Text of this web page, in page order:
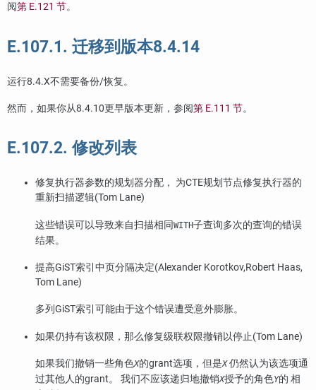
阅第 E.121 节。
E.107.1. 迁移到版本8.4.14
运行8.4.X不需要备份/恢复。
然而，如果你从8.4.10更早版本更新，参阅第 E.111 节。
E.107.2. 修改列表
修复执行器参数的规划器分配， 为CTE规划节点修复执行器的
重新扫描逻辑(Tom Lane)
这些错误可以导致来自扫描相同WITH子查询多次的查询的错误
结果。
提高GiST索引中页分隔决定(Alexander Korotkov,Robert Haas,
Tom Lane)
多列GiST索引可能由于这个错误遭受意外膨胀。
如果仍持有该权限，那么修复级联权限撤销以停止(Tom Lane)
如果我们撤销一些角色X的grant选项，但是X仍然认为该选项通
过其他人的grant。 我们不应该递归地撤销X授予的角色Y的 相